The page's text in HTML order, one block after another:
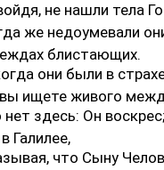
не нашли тела
же недоумевали
блистающих.
они были в
ищете живого
нет здесь: Он
Галилее,
что Сыну